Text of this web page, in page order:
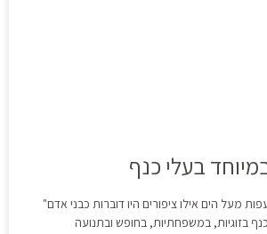
בעלי כנף
מעל הים אילו ציפורים היו דוברות כבני אדם"
בזוגיות, במשפחתיות, בחופש ובתנועה